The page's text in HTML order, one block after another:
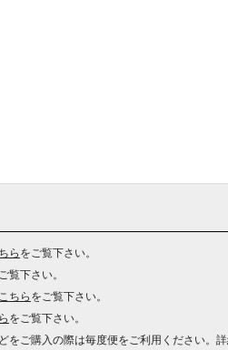
らをご覧下さい。
覧下さい。
こちらをご覧下さい。
をご覧下さい。
をご購入の際は毎度便をご利用ください。